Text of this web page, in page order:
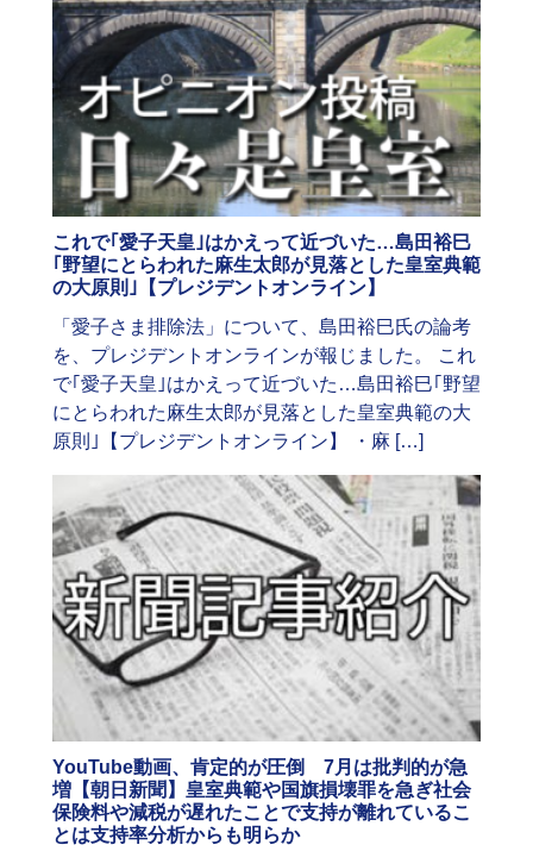
これで｢愛子天皇｣はかえって近づいた…島田裕巳
｢野望にとらわれた麻生太郎が見落とした皇室典範
の大原則｣【プレジデントオンライン】
「愛子さま排除法」について、島田裕巳氏の論考
を、プレジデントオンラインが報じました。 これ
で｢愛子天皇｣はかえって近づいた…島田裕巳｢野望
にとらわれた麻生太郎が見落とした皇室典範の大
原則｣【プレジデントオンライン】 ・麻 […]
YouTube動画、肯定的が圧倒 7月は批判的が急
増【朝日新聞】皇室典範や国旗損壊罪を急ぎ社会
保険料や減税が遅れたことで支持が離れているこ
とは支持率分析からも明らか